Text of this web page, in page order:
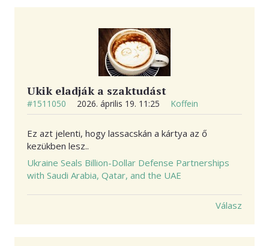
Ukik eladják a szaktudást
#1511050 2026. április 19. 11:25 Koffein
Ez azt jelenti, hogy lassacskán a kártya az ő
kezükben lesz..
Ukraine Seals Billion-Dollar Defense Partnerships
with Saudi Arabia, Qatar, and the UAE
Válasz